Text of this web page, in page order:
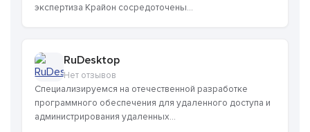
экспертиза Крайон сосредоточены...
RuDesktop
Нет отзывов
Специализируемся на отечественной разработке
программного обеспечения для удаленного доступа и
администрирования удаленных...